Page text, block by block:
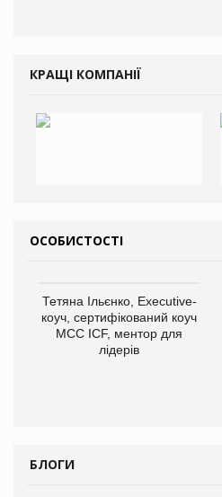
КРАЩІ КОМПАНІЇ
ОСОБИСТОСТІ
Тетяна Ільєнко, Executive-
коуч, сертифікований коуч
МСС ICF, ментор для
лідерів
БЛОГИ